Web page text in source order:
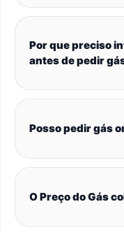
Por que preciso
antes de pedir
Posso pedir gás
O Preço do Gás